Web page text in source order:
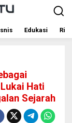
Edukasi
Hati
Sejarah